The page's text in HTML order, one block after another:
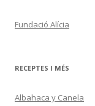
Fundació Alícia
RECEPTES I MÉS
Albahaca y Canela